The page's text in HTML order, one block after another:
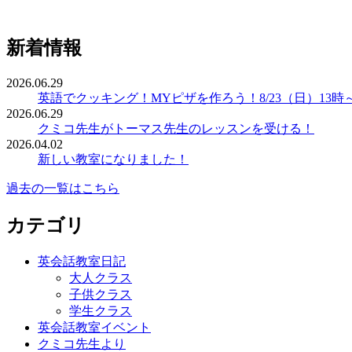
新着情報
2026.06.29
英語でクッキング！MYピザを作ろう！8/23（日）13時
2026.06.29
クミコ先生がトーマス先生のレッスンを受ける！
2026.04.02
新しい教室になりました！
過去の一覧はこちら
カテゴリ
英会話教室日記
大人クラス
子供クラス
学生クラス
英会話教室イベント
クミコ先生より